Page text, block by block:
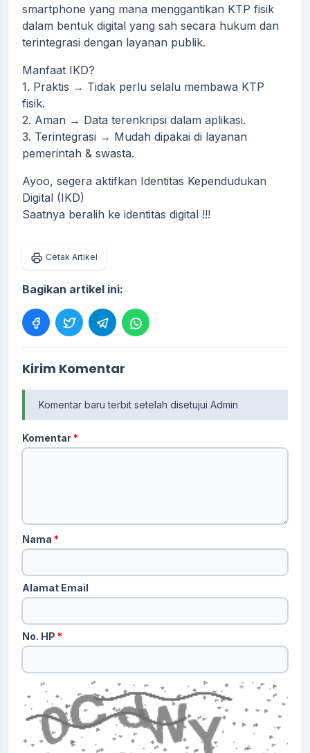
smartphone yang mana menggantikan KTP fisik
dalam bentuk digital yang sah secara hukum dan
terintegrasi dengan layanan publik.
Manfaat IKD?
1.⁠ ⁠Praktis → Tidak perlu selalu membawa KTP
fisik.
2.⁠ ⁠Aman → Data terenkripsi dalam aplikasi.
3.⁠ ⁠Terintegrasi → Mudah dipakai di layanan
pemerintah & swasta.
Ayoo, segera aktifkan Identitas Kependudukan
Digital (IKD)
Saatnya beralih ke identitas digital !!!
Cetak Artikel
Bagikan artikel ini:
Kirim Komentar
Komentar baru terbit setelah disetujui Admin
Komentar*
Nama *
Alamat Email
No. HP *